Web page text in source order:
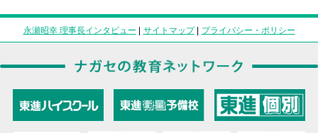
永瀬昭幸 理事長インタビュー | サイトマップ| プライバシー・ポリシー